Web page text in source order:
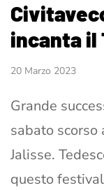
incanta il
20 Marzo 2023
Grande
sabato scorso
Jalisse.
questo